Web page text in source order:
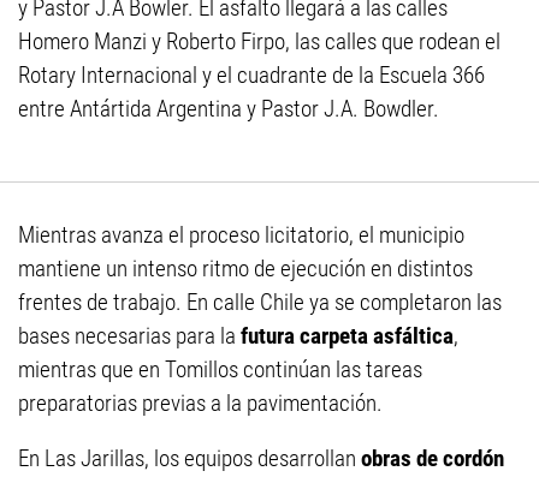
y Pastor J.A Bowler. El asfalto llegará a las calles
Homero Manzi y Roberto Firpo, las calles que rodean el
Rotary Internacional y el cuadrante de la Escuela 366
entre Antártida Argentina y Pastor J.A. Bowdler.
Mientras avanza el proceso licitatorio, el municipio
mantiene un intenso ritmo de ejecución en distintos
frentes de trabajo. En calle Chile ya se completaron las
bases necesarias para la futura carpeta asfáltica,
mientras que en Tomillos continúan las tareas
preparatorias previas a la pavimentación.
En Las Jarillas, los equipos desarrollan obras de cordón